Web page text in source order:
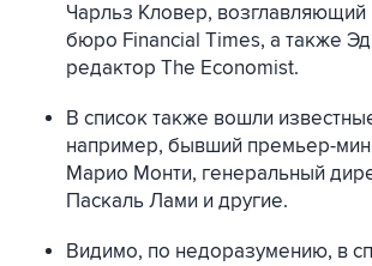
Чарльз Кловер, возглавляющий
бюро Financial Times, а также
редактор The Economist.
В список также вошли
например, бывший премьер-
Марио Монти, генеральный
Паскаль Лами и другие.
Видимо, по недоразумению, в